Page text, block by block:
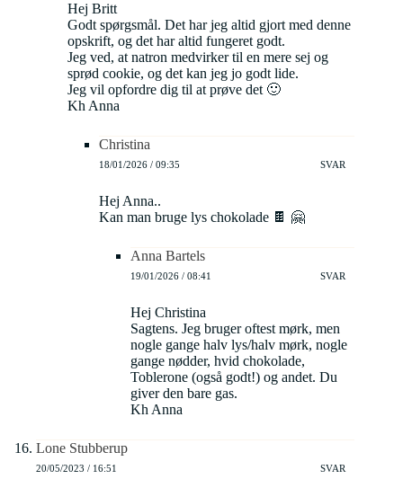
Hej Britt
Godt spørgsmål. Det har jeg altid gjort med denne
opskrift, og det har altid fungeret godt.
Jeg ved, at natron medvirker til en mere sej og
sprød cookie, og det kan jeg jo godt lide.
Jeg vil opfordre dig til at prøve det 🙂
Kh Anna
Christina
18/01/2026 / 09:35 SVAR
Hej Anna..
Kan man bruge lys chokolade 🍫 🤗
Anna Bartels
19/01/2026 / 08:41 SVAR
Hej Christina
Sagtens. Jeg bruger oftest mørk, men
nogle gange halv lys/halv mørk, nogle
gange nødder, hvid chokolade,
Toblerone (også godt!) og andet. Du
giver den bare gas.
Kh Anna
Lone Stubberup
20/05/2023 / 16:51 SVAR